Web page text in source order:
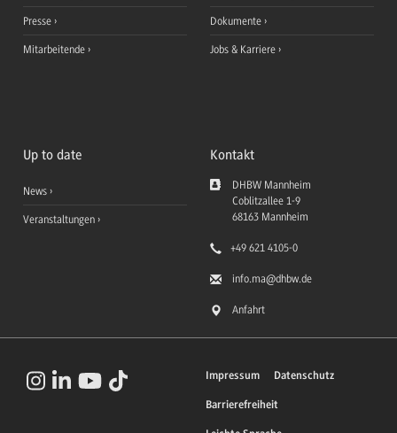
Presse
Mitarbeitende
Dokumente
Jobs & Karriere
Up to date
News
Veranstaltungen
Kontakt
DHBW Mannheim
Coblitzallee 1-9
68163 Mannheim
+49 621 4105-0
info.ma@dhbw.de
Anfahrt
Impressum Datenschutz
Barrierefreiheit